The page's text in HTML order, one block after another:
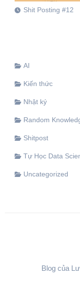
Shit Posting #12
AI
Kiến thức
Nhật ký
Random
Shitpost
Tự Học Data
Uncategorized
Blog của